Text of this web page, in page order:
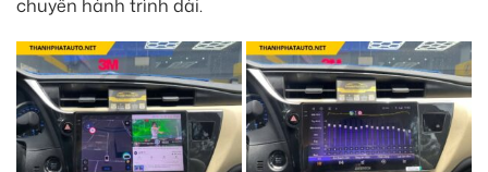
chuyến hành trình dài.